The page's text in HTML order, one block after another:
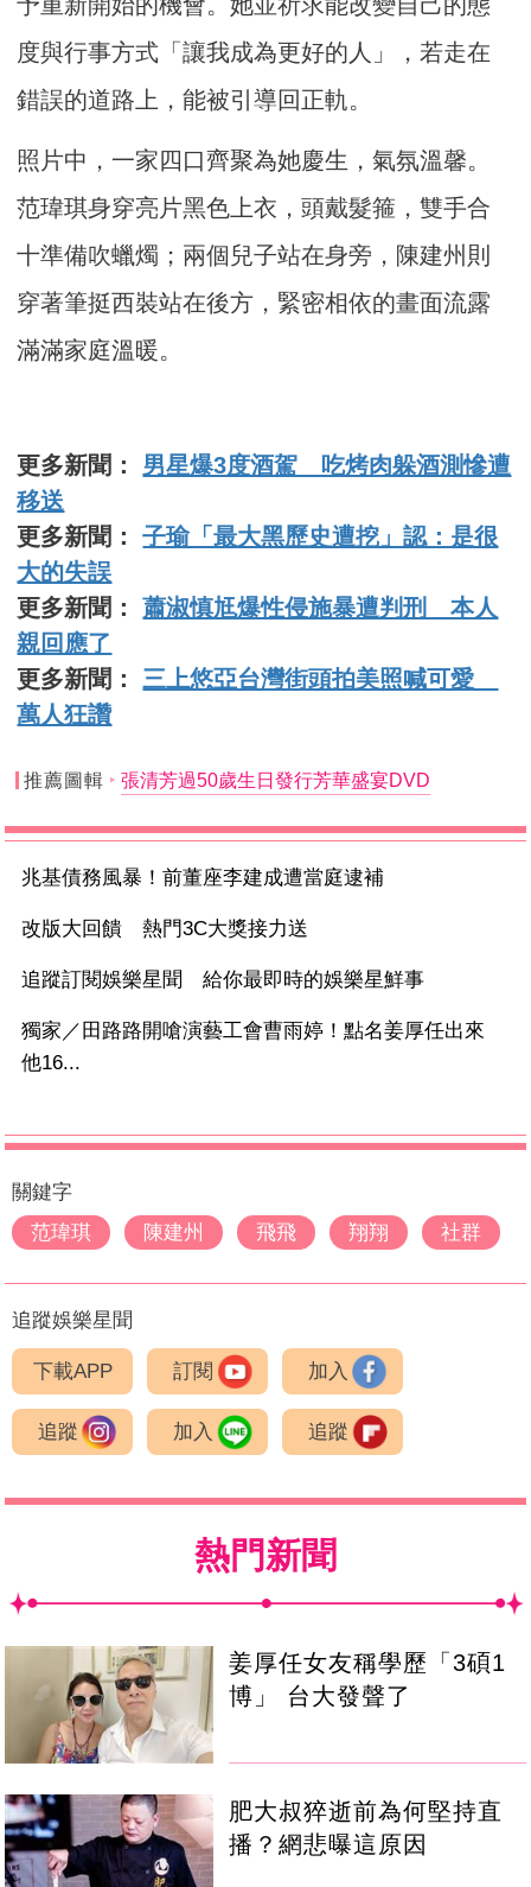
度與行事方式「讓我成為更好的人」，若走在
錯誤的道路上，能被引導回正軌。
照片中，一家四口齊聚為她慶生，氣氛溫馨。
范瑋琪身穿亮片黑色上衣，頭戴髮箍，雙手合
十準備吹蠟燭；兩個兒子站在身旁，陳建州則
穿著筆挺西裝站在後方，緊密相依的畫面流露
滿滿家庭溫暖。
更多新聞： 男星爆3度酒駕 吃烤肉躲酒測慘遭
移送
更多新聞：子瑜「最大黑歷史遭挖」認：是很
大的失誤
更多新聞：蕭淑慎尪爆性侵施暴遭判刑 本人
親回應了
更多新聞： 三上悠亞台灣街頭拍美照喊可愛
萬人狂讚
推薦圖輯 張清芳過50歲生日發行芳華盛宴DVD
兆基債務風暴！前董座李建成遭當庭逮補
改版大回饋 熱門3C大獎接力送
追蹤訂閱娛樂星聞 給你最即時的娛樂星鮮事
獨家／田路路開嗆演藝工會曹雨婷！點名姜厚任出來
他16...
關鍵字
范瑋琪
陳建州 飛飛 翔翔 社群
追蹤娛樂星聞
下載APP 訂閱 加入
追蹤 加入 追蹤
熱門新聞
姜厚任女友稱學歷「3碩1
博」 台大發聲了
肥大叔猝逝前為何堅持直
播？網悲曝這原因